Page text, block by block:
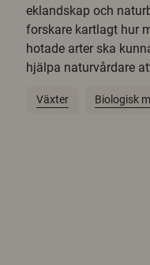
eklandskap och
forskare kartlagt hur
hotade arter ska
hjälpa naturvårdare
Växter Biologisk